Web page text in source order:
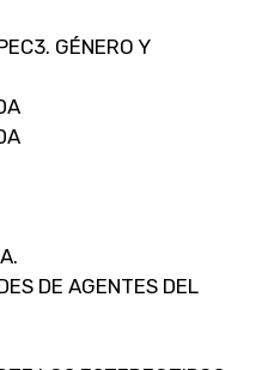
GÉNERO Y
DE AGENTES DEL